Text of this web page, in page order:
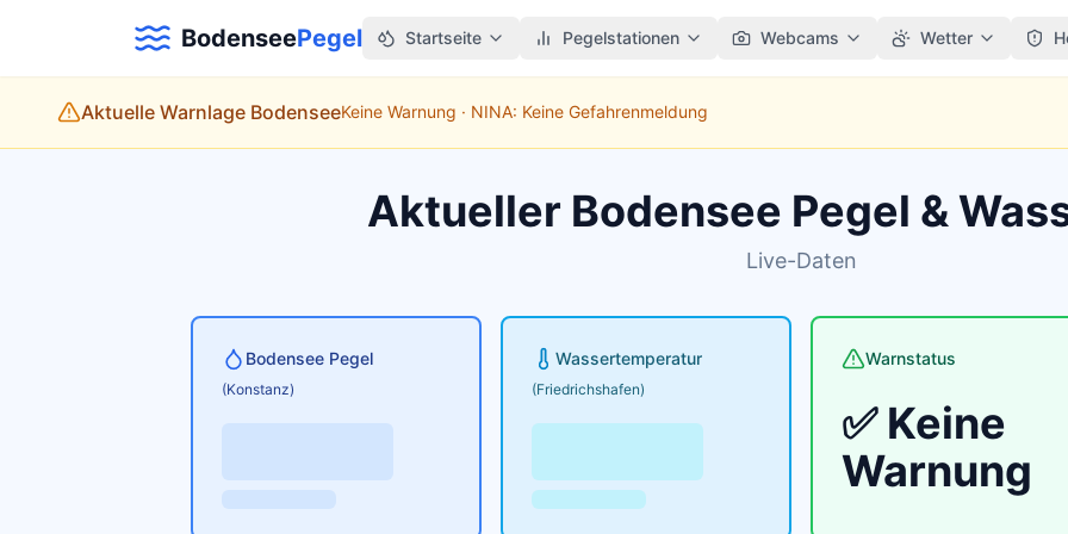
BodenseePegel Startseite Pegelstationen Webcams Wetter
Aktuelle Warnlage BodenseeKeine Warnung · NINA: Keine Gefahrenmeldung
Aktueller Bodensee Pegel &
Live-Daten
Bodensee Pegel
(Konstanz)
Wassertemperatur
(Friedrichshafen)
Warnstatus
✅ Keine
Warnung